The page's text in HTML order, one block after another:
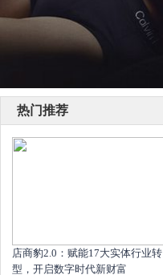
热门推荐
店商豹2.0：赋能17大实体行业转
型，开启数字时代新财富